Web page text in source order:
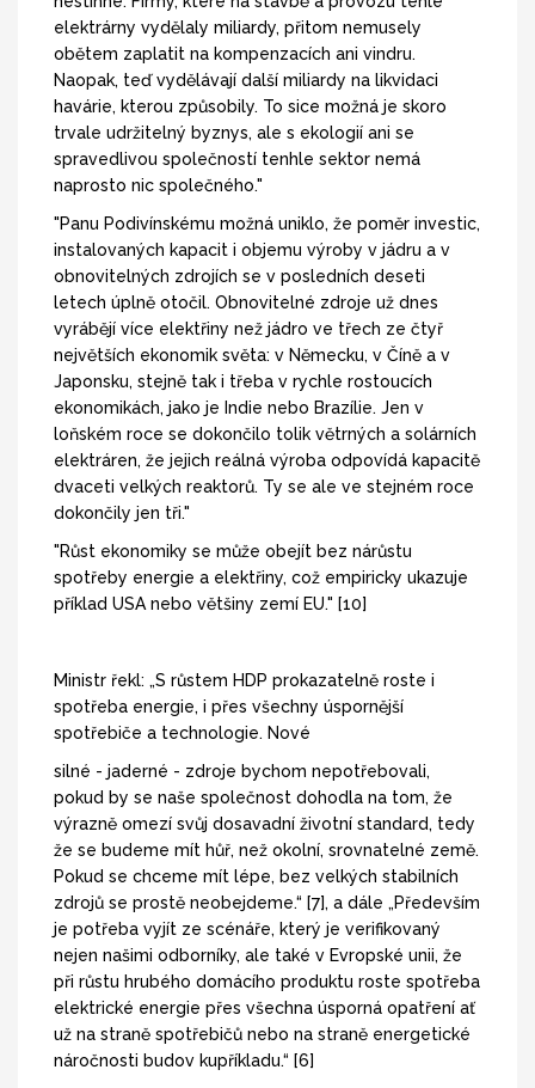
elektrárny vydělaly miliardy, přitom nemusely
obětem zaplatit na kompenzacích ani vindru.
Naopak, teď vydělávají další miliardy na likvidaci
havárie, kterou způsobily. To sice možná je skoro
trvale udržitelný byznys, ale s ekologií ani se
spravedlivou společností tenhle sektor nemá
naprosto nic společného."
"Panu Podivínskému možná uniklo, že poměr investic,
instalovaných kapacit i objemu výroby v jádru a v
obnovitelných zdrojích se v posledních deseti
letech úplně otočil. Obnovitelné zdroje už dnes
vyrábějí více elektřiny než jádro ve třech ze čtyř
největších ekonomik světa: v Německu, v Číně a v
Japonsku, stejně tak i třeba v rychle rostoucích
ekonomikách, jako je Indie nebo Brazílie. Jen v
loňském roce se dokončilo tolik větrných a solárních
elektráren, že jejich reálná výroba odpovídá kapacitě
dvaceti velkých reaktorů. Ty se ale ve stejném roce
dokončily jen tři."
"Růst ekonomiky se může obejít bez nárůstu
spotřeby energie a elektřiny, což empiricky ukazuje
příklad USA nebo většiny zemí EU." [10]
Ministr řekl: „S růstem HDP prokazatelně roste i
spotřeba energie, i přes všechny úspornější
spotřebiče a technologie. Nové
silné - jaderné - zdroje bychom nepotřebovali,
pokud by se naše společnost dohodla na tom, že
výrazně omezí svůj dosavadní životní standard, tedy
že se budeme mít hůř, než okolní, srovnatelné země.
Pokud se chceme mít lépe, bez velkých stabilních
zdrojů se prostě neobejdeme.“ [7], a dále „Především
je potřeba vyjít ze scénáře, který je verifikovaný
nejen našimi odborníky, ale také v Evropské unii, že
při růstu hrubého domácího produktu roste spotřeba
elektrické energie přes všechna úsporná opatření ať
už na straně spotřebičů nebo na straně energetické
náročnosti budov kupříkladu.“ [6]